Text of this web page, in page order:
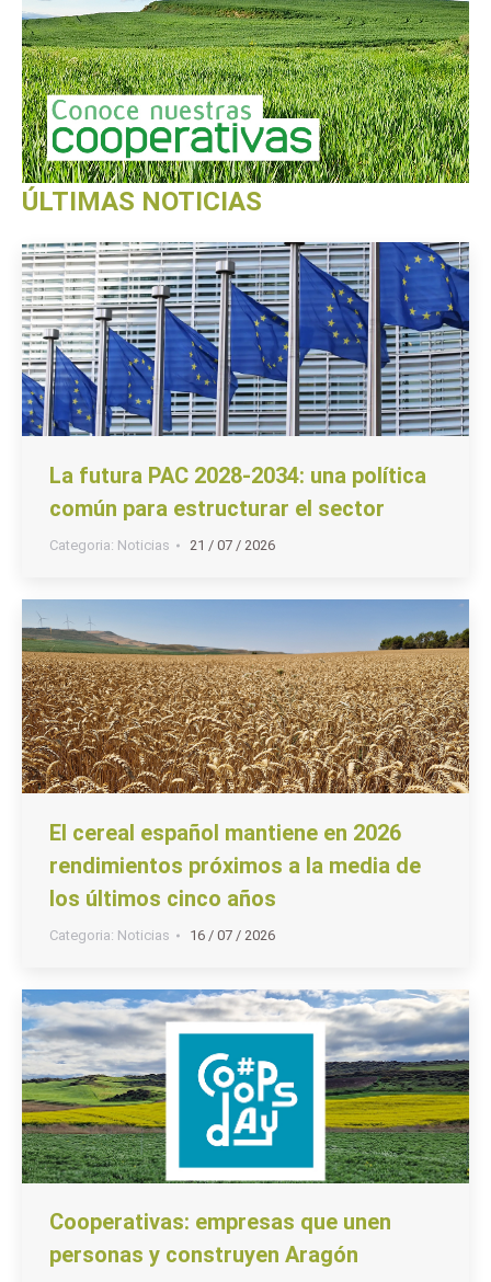
ÚLTIMAS NOTICIAS
La futura PAC 2028-2034: una política
común para estructurar el sector
Categoria: Noticias 21 / 07 / 2026
El cereal español mantiene en 2026
rendimientos próximos a la media de
los últimos cinco años
Categoria: Noticias 16 / 07 / 2026
Cooperativas: empresas que unen
personas y construyen Aragón